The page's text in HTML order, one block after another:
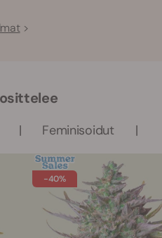
Feminisoidut
-40%